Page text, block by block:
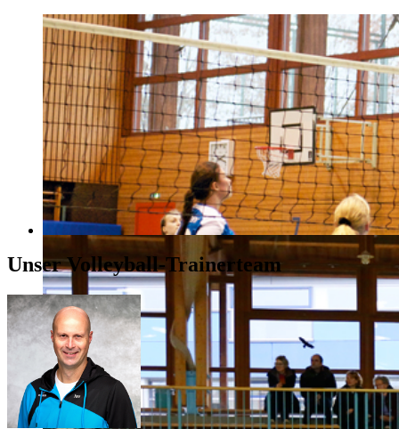
Unser Volleyball-Trainerteam